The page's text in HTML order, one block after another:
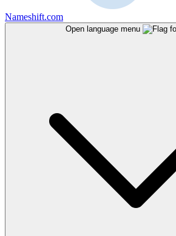
Nameshift.com
Open language menu